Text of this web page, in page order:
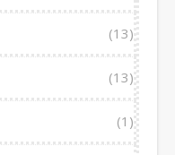
(13)
(13)
(1)